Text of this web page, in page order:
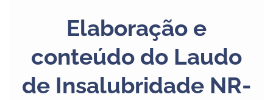
Elaboração e
conteúdo do Laudo
de Insalubridade NR-